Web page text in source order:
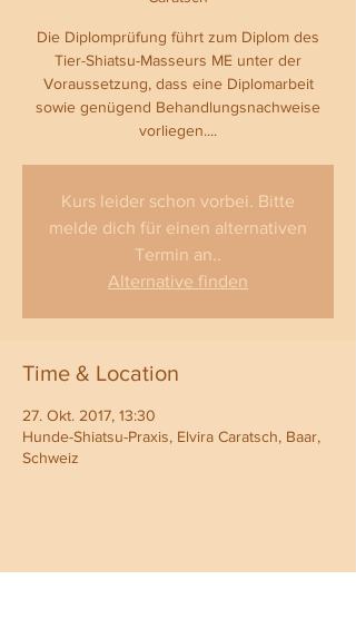
Die Diplomprüfung führt zum Diplom des
Tier-Shiatsu-Masseurs ME unter der
Voraussetzung, dass eine Diplomarbeit
sowie genügend Behandlungsnachweise
vorliegen....
Kurs leider schon vorbei. Bitte
melde dich für einen alternativen
Termin an..
Alternative finden
Time & Location
27. Okt. 2017, 13:30
Hunde-Shiatsu-Praxis, Elvira Caratsch, Baar,
Schweiz